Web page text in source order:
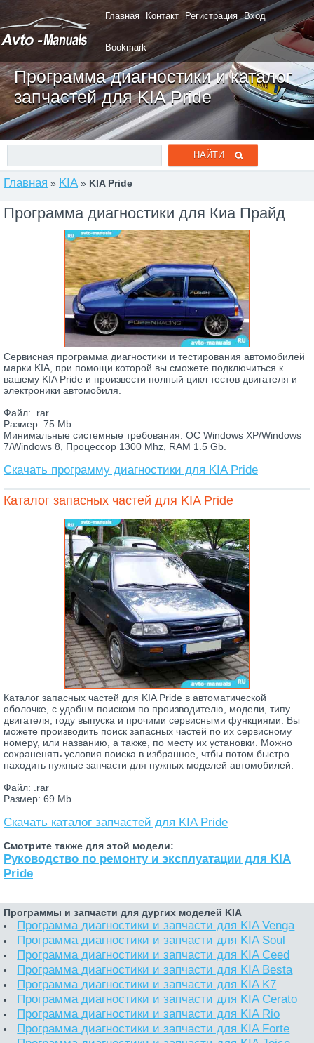
Главная Контакт Регистрация Вход
Bookmark
Программа диагностики и каталог
запчастей для KIA Pride
Главная » KIA » KIA Pride
Программа диагностики для Киа Прайд
Сервисная программа диагностики и тестирования автомобилей
марки KIA, при помощи которой вы сможете подключиться к
вашему KIA Pride и произвести полный цикл тестов двигателя и
электроники автомобиля.
Файл: .rar.
Размер: 75 Mb.
Минимальные системные требования: ОС Windows XP/Windows
7/Windows 8, Процессор 1300 Mhz, RAM 1.5 Gb.
Скачать программу диагностики для KIA Pride
Каталог запасных частей для KIA Pride
Каталог запасных частей для KIA Pride в автоматической
оболочке, с удобнм поиском по производителю, модели, типу
двигателя, году выпуска и прочими сервисными функциями. Вы
можете производить поиск запасных частей по их сервисному
номеру, или названию, а также, по месту их установки. Можно
сохраненять условия поиска в избранное, чтбы потом быстро
находить нужные запчасти для нужных моделей автомобилей.
Файл: .rar
Размер: 69 Mb.
Скачать каталог запчастей для KIA Pride
Смотрите также для этой модели:
Руководство по ремонту и эксплуатации для KIA
Pride
Программы и запчасти для дургих моделей KIA
Программа диагностики и запчасти для KIA Venga
Программа диагностики и запчасти для KIA Soul
Программа диагностики и запчасти для KIA Ceed
Программа диагностики и запчасти для KIA Besta
Программа диагностики и запчасти для KIA K7
Программа диагностики и запчасти для KIA Cerato
Программа диагностики и запчасти для KIA Rio
Программа диагностики и запчасти для KIA Forte